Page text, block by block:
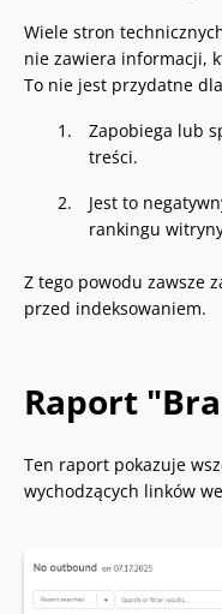
Wiele stron
nie zawiera informacji,
To nie jest przydatne
Zapobiega lub
treści.
Jest to
rankingu
Z tego powodu zawsze
przed indeksowaniem.
Raport
Ten raport pokazuje
wychodzących linków